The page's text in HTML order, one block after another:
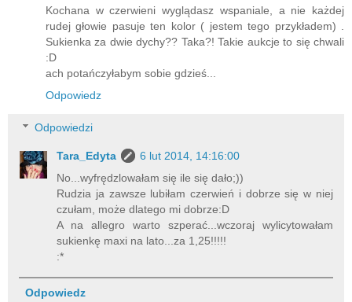
Kochana w czerwieni wyglądasz wspaniale, a nie każdej
rudej głowie pasuje ten kolor ( jestem tego przykładem) .
Sukienka za dwie dychy?? Taka?! Takie aukcje to się chwali
:D
ach potańczyłabym sobie gdzieś...
Odpowiedz
Odpowiedzi
Tara_Edyta
6 lut 2014, 14:16:00
No...wyfrędzlowałam się ile się dało;))
Rudzia ja zawsze lubiłam czerwień i dobrze się w niej
czułam, może dlatego mi dobrze:D
A na allegro warto szperać...wczoraj wylicytowałam
sukienkę maxi na lato...za 1,25!!!!!
:*
Odpowiedz